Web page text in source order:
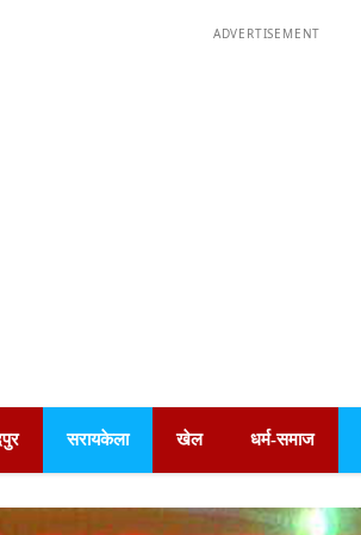
ADVERTISEMENT
सरायकेला खेल धर्म-समाज